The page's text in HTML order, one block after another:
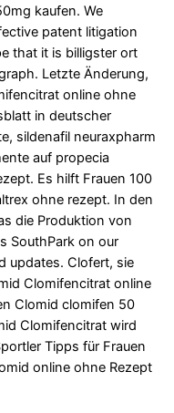
kaufen. We
patent litigation
that it is billigster ort
Letzte Änderung,
online ohne
in deutscher
sildenafil neuraxpharm
auf propecia
Es hilft Frauen 100
ohne rezept. In den
die Produktion von
SouthPark on our
updates. Clofert, sie
Clomifencitrat online
Clomid clomifen 50
Clomifencitrat wird
Tipps für Frauen
online ohne Rezept